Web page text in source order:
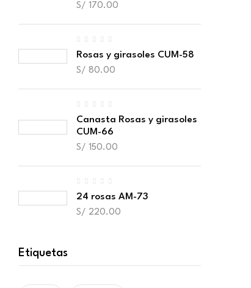
S/ 170.00
Rosas y girasoles CUM-58
S/ 80.00
Canasta Rosas y girasoles
CUM-66
S/ 150.00
24 rosas AM-73
S/ 220.00
Etiquetas